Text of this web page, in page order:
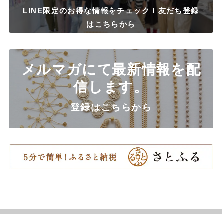
LINE限定のお得な情報をチェック！友だち登録
はこちらから
メルマガにて最新情報を配
信します。
登録はこちらから